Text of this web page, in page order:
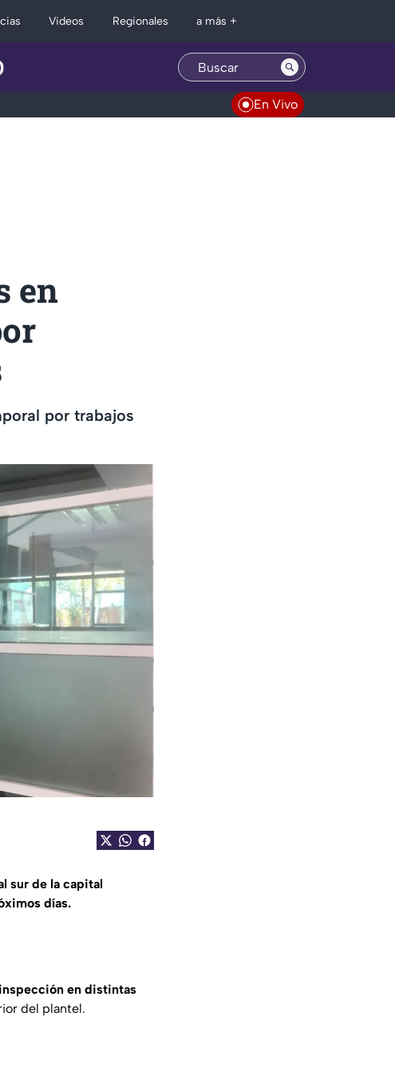
Videos Regionales a más +
En Vivo
en
por trabajos
sur de la capital
días.
en distintas
del plantel.